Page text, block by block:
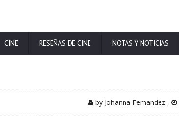
CINE RESEÑAS DE CINE NOTAS Y NOTICIAS
by Johanna Fernandez ,